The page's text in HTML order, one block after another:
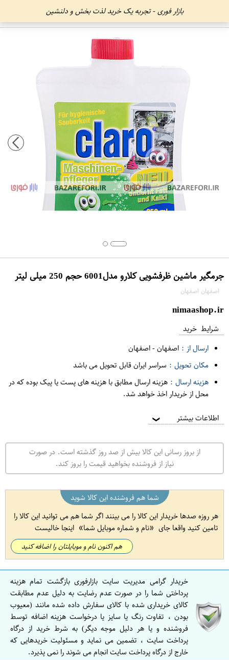
بازار فوری - تجربه یک خرید لذت بخش و دلنشین
جرمگیر ماشین ظرفشویی کلارو مدل6001 حجم 250 میلی لیتر
اصفهان اصفهان
nimaashop.ir
شرایط خرید
ارسال از : اصفهان-اصفهان
مکان تحویل : سراسر ایران قابل تحویل می باشد
هزینه ارسال : هزینه ارسال مطابق با هزینه های پست یا پیک بوده که در
محل از خریدار اخذ خواهد شد.
اطلاعات بیشتر ❯
از بروز رسانی این کالا بیش از صد روز گذشته است. در صورت
نیاز از فروشنده بخواهید قیمت را بروز کند.
شما هم فروشنده این کالا شوید
هر روزه صدها خریدار این کالا را می بینند اگر شما هم می توانید این کالا را
تامین کنید واقعا جای
نام و شماره موبایل شما اینجا خالیست
هم اکنون نام و موبایلتان را اضافه کنید
خریدار گرامی مدیریت سایت بازارفوری بازگشت تمام هزینه
پرداختی شما را در صورت عدم رضایت به دلیل عدم مطابقت
کالای خریداری شده با کالای سفارش داده شده مانند (معیوب
بودن ، تفاوت رنگ یا سایز یا درخواست هزینه اضافه توسط
فروشنده و یا هر دلیل موجه دیگر) به شرط خرید از درگاه
پرداخت سایت ، تضمین می نماید و مسئولیت خریدهایی که
خارج از درگاه پرداخت سایت انجام می شوند را نمی پذیرد.